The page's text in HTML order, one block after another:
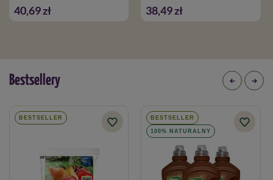
40,69 zł 38,49 zł
Bestsellery
BESTSELLER BESTSELLER
100% NATURALNY